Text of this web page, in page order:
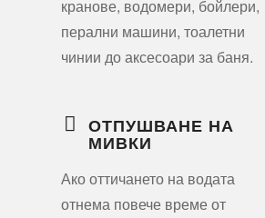
кранове, водомери, бойлери,
перални машини, тоалетни
чинии до аксесоари за баня.
ОТПУШВАНЕ НА
МИВКИ
Ако оттичането на водата
отнема повече време от